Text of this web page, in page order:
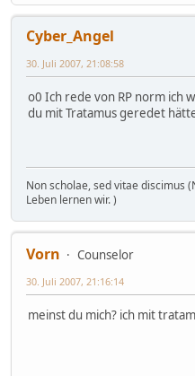
Cyber_Angel
30. Juli 2007, 21:08:58
o0 Ich rede von RP norm ich
du mit Tratamus geredet
Non scholae, sed vitae discimus
Leben lernen wir. )
Vorn
Counselor
30. Juli 2007, 21:16:14
meinst du mich? ich mit